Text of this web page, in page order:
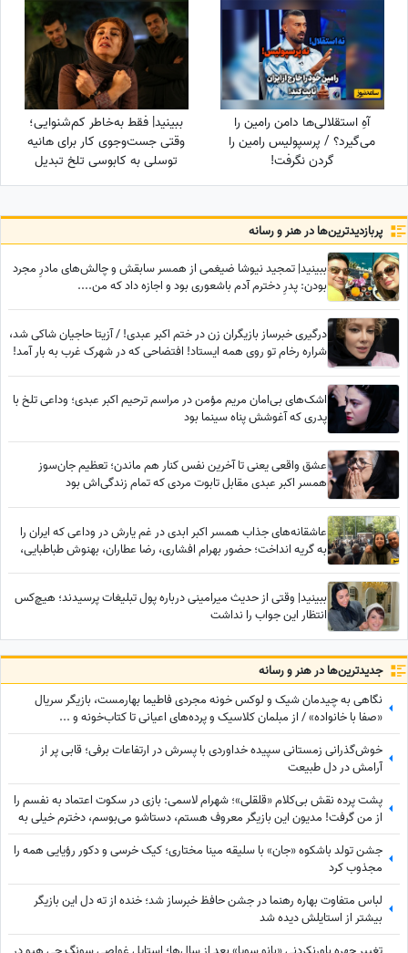
شدم…
آهِ استقلالی‌ها دامن رامین را
می‌گیرد؟ / پرسپولیس رامین را
گردن نگرفت!
ببینید| فقط به‌خاطر کم‌شنوایی؛
وقتی جست‌وجوی کار برای هانیه
توسلی به کابوسی تلخ تبدیل
می‌شود
پربازدید‌ترین‌ها در هنر و رسانه
ببینید| تمجید نیوشا ضیغمی از همسر سابقش و چالش‌های مادرِ مجرد
بودن: پدرِ دخترم آدم باشعوری بود و اجازه داد که من....
درگیری خبرساز بازیگران زن در ختم اکبر عبدی! / آزیتا حاجیان شاکی شد،
شراره رخام تو روی همه ایستاد! افتضاحی که در شهرک غرب به بار آمد!
اشک‌های بی‌امان مریم مؤمن در مراسم ترحیم اکبر عبدی؛ وداعی تلخ با
پدری که آغوشش پناه سینما بود
عشق واقعی یعنی تا آخرین نفس کنار هم ماندن؛ تعظیم جان‌سوز
همسر اکبر عبدی مقابل تابوت مردی که تمام زندگی‌اش بود
عاشقانه‌های جذاب همسر اکبر ابدی در غم یارش در وداعی که ایران را
به گریه انداخت؛ حضور بهرام افشاری، رضا عطاران، بهنوش طباطبایی،
ببینید| وقتی از حدیث میرامینی درباره پول تبلیغات پرسیدند؛ هیچ‌کس
انتظار این جواب را نداشت
جدید‌ترین‌ها در هنر و رسانه
نگاهی به چیدمان شیک و لوکس خونه مجردی فاطیما بهارمست، بازیگر سریال
«صفا با خانواده» / از مبلمان کلاسیک و پرده‌های اعیانی تا کتاب‌خونه و ...
خوش‌گذرانی زمستانی سپیده خداوردی با پسرش در ارتفاعات برفی؛ قابی پر از
آرامش در دل طبیعت
پشت پرده نقش بی‌کلام «قلقلی»؛ شهرام لاسمی: بازی در سکوت اعتماد به نفسم را
از من گرفت! مدیون این بازیگر معروف هستم، دستاشو می‌بوسم، دخترم خیلی به
من کمک کرد+ویدئو
جشن تولد باشکوه «جان» با سلیقه مینا مختاری؛ کیک خرسی و دکور رؤیایی همه را
مجذوب کرد
لباس متفاوت بهاره رهنما در جشن حافظ خبرساز شد؛ خنده از ته دل این بازیگر
بیشتر از استایلش دیده شد